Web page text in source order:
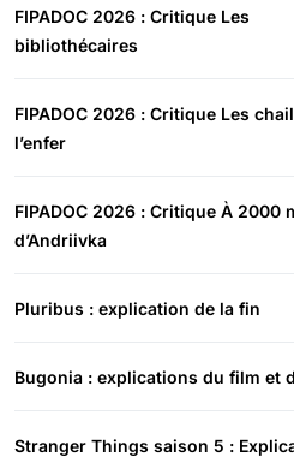
FIPADOC 2026 : Critique Les
bibliothécaires
FIPADOC 2026 : Critique Les
l’enfer
FIPADOC 2026 : Critique À 2000
d’Andriivka
Pluribus : explication de la fin
Bugonia : explications du film et
Stranger Things saison 5 :